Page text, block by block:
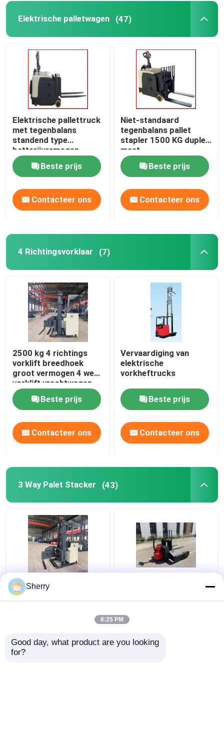
Elektrische palletwagen (47)
Elektrische pallettruck
met tegenbalans
standend type
batterijvermogen
Beste prijs
Contacteer ons
Niet-standaard
tegenbalans pallet
stapler 1500 KG duplex
mast
Beste prijs
Contacteer ons
4 Richtingsvorklaar (7)
2500 kg 4 richtings
vorklift breedhoek
groot vermogen 4 weg
vorklift vrachtwagen
Beste prijs
Contacteer ons
Vervaardiging van
elektrische
vorkheftrucks
Beste prijs
Contacteer ons
3 Way Palet Stacker (43)
2500kg 3 Way Palet
Stacker Smal gangpad
Side Stand On Electric
aandrijfsysteem
Sherry
8:25 PM
Good day, what product are you looking
for?